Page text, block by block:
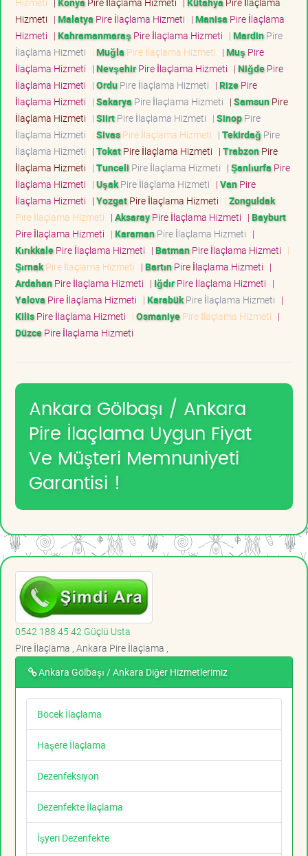
Hizmeti | Malatya Pire İlaçlama Hizmeti | Manisa Pire İlaçlama
Hizmeti | Kahramanmaraş Pire İlaçlama Hizmeti | MardinPire
İlaçlama Hizmeti | Muğla Pire İlaçlama Hizmeti | Muş Pire
İlaçlama Hizmeti | NevşehirPire İlaçlama Hizmeti | NiğdePire
İlaçlama Hizmeti | OrduPire İlaçlama Hizmeti | RizePire
İlaçlama Hizmeti | Sakarya Pire İlaçlama Hizmeti | SamsunPire
İlaçlama Hizmeti | SiirtPire İlaçlama Hizmeti | SinopPire
İlaçlama Hizmeti | SivasPire İlaçlama Hizmeti | Tekirdağ Pire
İlaçlama Hizmeti | TokatPire İlaçlama Hizmeti | TrabzonPire
İlaçlama Hizmeti | Tunceli Pire İlaçlama Hizmeti | Şanlıurfa Pire
İlaçlama Hizmeti | UşakPire İlaçlama Hizmeti | VanPire
İlaçlama Hizmeti | YozgatPire İlaçlama Hizmeti | Zonguldak
Pire İlaçlama Hizmeti | AksarayPire İlaçlama Hizmeti | Bayburt
Pire İlaçlama Hizmeti | KaramanPire İlaçlama Hizmeti |
KırıkkalePire İlaçlama Hizmeti | BatmanPire İlaçlama Hizmeti |
ŞırnakPire İlaçlama Hizmeti | BartınPire İlaçlama Hizmeti |
ArdahanPire İlaçlama Hizmeti | IğdırPire İlaçlama Hizmeti |
Yalova Pire İlaçlama Hizmeti | KarabükPire İlaçlama Hizmeti |
KilisPire İlaçlama Hizmeti | OsmaniyePire İlaçlama Hizmeti |
DüzcePire İlaçlama Hizmeti
Ankara Gölbaşı / Ankara
Pire İlaçlama Uygun Fiyat
Ve Müşteri Memnuniyeti
Garantisi !
0542 188 45 42 Güçlü Usta
Pire İlaçlama , Ankara Pire İlaçlama ,
Ankara Gölbaşı / Ankara Diğer Hizmetlerimiz
Böcek İlaçlama
Haşere İlaçlama
Dezenfeksiyon
Dezenfekte İlaçlama
İşyeri Dezenfekte